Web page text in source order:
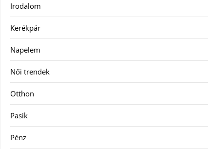
Irodalom
Kerékpár
Napelem
Női trendek
Otthon
Pasik
Pénz